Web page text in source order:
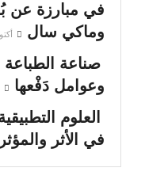
في مبارزة عن
وماكي سال
أكتوبر
صناعة
وعوامل دَفْعها
العلوم
في الأثر